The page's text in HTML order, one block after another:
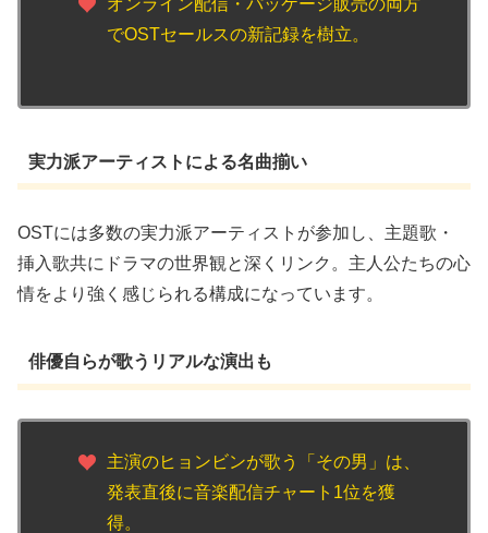
でOSTセールスの新記録を樹立。
実力派アーティストによる名曲揃い
OSTには多数の実力派アーティストが参加し、主題歌・
挿入歌共にドラマの世界観と深くリンク。主人公たちの心
情をより強く感じられる構成になっています。
俳優自らが歌うリアルな演出も
主演のヒョンビンが歌う「その男」は、
発表直後に音楽配信チャート1位を獲
得。